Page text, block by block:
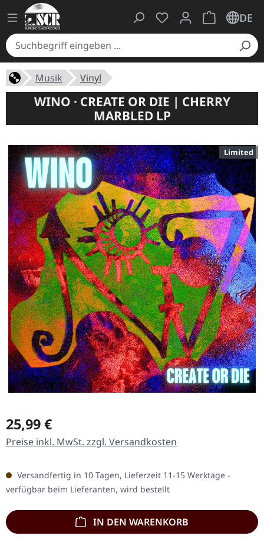
Du hast 0 Produkte
Warenkorb
DE
Musik Vinyl
WINO · CREATE OR DIE | CHERRY
MARBLED LP
Limited
Regulärer Preis:
25,99 €
Preise inkl. MwSt. zzgl. Versandkosten
Versandfertig in 10 Tagen, Lieferzeit 11-15 Werktage -
verfügbar beim Lieferanten, wird bestellt
IN DEN WARENKORB